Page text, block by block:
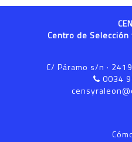
Centro de
C/ Páramo s/n ·
0034